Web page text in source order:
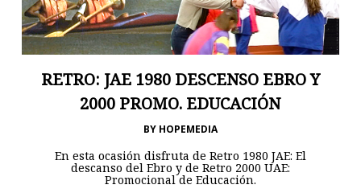
RETRO: JAE 1980 DESCENSO EBRO Y
2000 PROMO. EDUCACIÓN
BY HOPEMEDIA
En esta ocasión disfruta de Retro 1980 JAE: El
descanso del Ebro y de Retro 2000 UAE:
Promocional de Educación.